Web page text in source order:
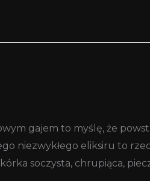
gajem to myślę, że
niezwykłego eliksiru to
soczysta, chrupiąca,